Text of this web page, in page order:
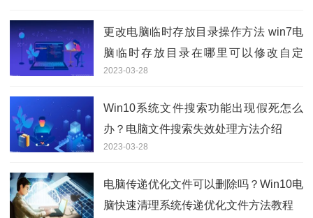
更改电脑临时存放目录操作方法 win7电
脑临时存放目录在哪里可以修改自定
义？
2023-03-28
Win10系统文件搜索功能出现假死怎么
办？电脑文件搜索失效处理方法介绍
2023-03-28
电脑传递优化文件可以删除吗？Win10电
脑快速清理系统传递优化文件方法教程